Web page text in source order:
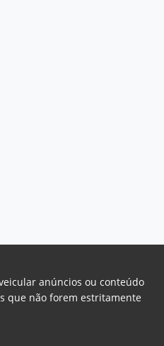
anúncios ou conteúdo
que não forem estritamente